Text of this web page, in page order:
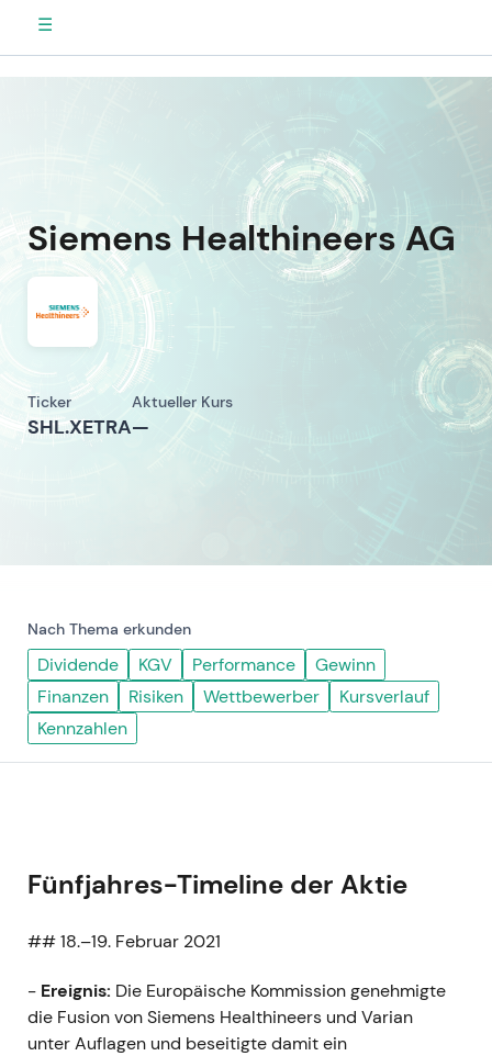
☰
Siemens Healthineers AG
Ticker
SHL.XETRA
Aktueller Kurs
—
Nach Thema erkunden
Dividende KGV Performance
Gewinn
Finanzen
Risiken Wettbewerber
Kursverlauf
Kennzahlen
Fünfjahres-Timeline der Aktie
## 18.–19. Februar 2021
- Ereignis: Die Europäische Kommission genehmigte
die Fusion von Siemens Healthineers und Varian
unter Auflagen und beseitigte damit ein